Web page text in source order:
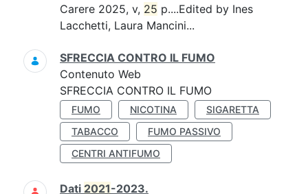
Carere 2025, v, 25 p....Edited by Ines
Lacchetti, Laura Mancini...
SFRECCIA CONTRO IL FUMO
Contenuto Web
SFRECCIA CONTRO IL FUMO
FUMO NICOTINA
SIGARETTA
TABACCO
FUMO PASSIVO
CENTRI ANTIFUMO
Dati 2021-2023.